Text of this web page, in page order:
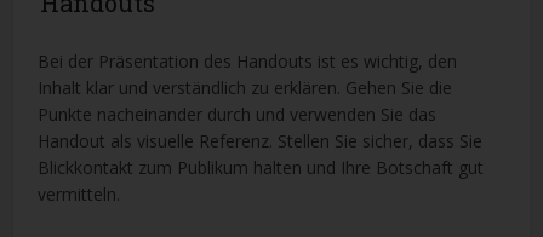
Bei der Präsentation des Handouts ist es wichtig, den
Inhalt klar und verständlich zu erklären. Gehen Sie die
Punkte nacheinander durch und verwenden Sie das
Handout als visuelle Referenz. Stellen Sie sicher, dass Sie
Blickkontakt zum Publikum halten und Ihre Botschaft gut
vermitteln.